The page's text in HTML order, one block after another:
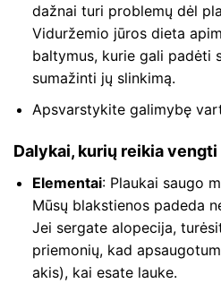
dažnai turi problemų dėl
Viduržemio jūros dieta
baltymus, kurie gali padėti
sumažinti jų slinkimą.
Apsvarstykite galimybę
Dalykai, kurių reikia
Elementai: Plaukai saugo
Mūsų blakstienos padeda
Jei sergate alopecija,
priemonių, kad
akis), kai esate lauke.